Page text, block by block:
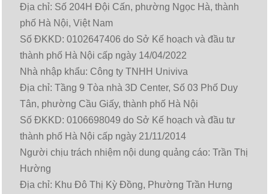
Địa chỉ: Số 204H Đội Cấn, phường Ngọc Hà, thành
phố Hà Nội, Việt Nam
Số ĐKKD: 0102647406 do Sở Kế hoạch và đầu tư
thành phố Hà Nội cấp ngày 14/04/2022
Nhà nhập khẩu: Công ty TNHH Univiva
Địa chỉ: Tầng 9 Tòa nhà 3D Center, Số 03 Phố Duy
Tân, phường Cầu Giấy, thành phố Hà Nội
Số ĐKKD: 0106698049 do Sở Kế hoạch và đầu tư
thành phố Hà Nội cấp ngày 21/11/2014
Người chịu trách nhiệm nội dung quảng cáo: Trần Thị
Hường
Địa chỉ: Khu Đô Thị Kỳ Đồng, Phường Trần Hưng